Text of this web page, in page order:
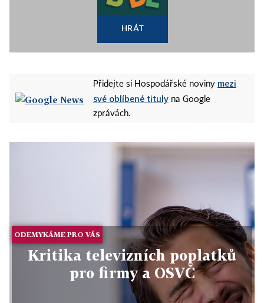
HRÁT
Přidejte si Hospodářské noviny mezi
své oblíbené tituly na Google
zprávách.
ODEMYKÁME PRO VÁS
Kritika televizních poplatků
pro firmy a OSVČ